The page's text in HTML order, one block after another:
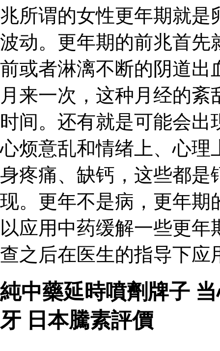
兆所谓的女性更年期就是
波动。更年期的前兆首先
前或者淋漓不断的阴道出
月来一次，这种月经的
时间。还有就是可能会
心烦意乱和情绪上、心理
身疼痛、缺钙，这些都是
现。更年不是病，更年期
以应用中药缓解一些更
查之后在医生的指导下应
純中藥延時噴劑牌子
牙 日本騰素評價